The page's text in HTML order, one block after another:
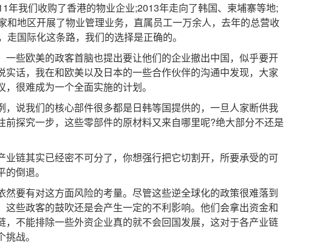
我们收购了香港的物业企业;2013年走向了韩国、柬埔寨等地;
和地区开展了物业管理业务，直属员工一万余人，去年的总营收
国际化这条路，我们的选择是正确的。
些欧美的政客首脑也提出要让他们的企业撤出中国，似乎要开
实话，我在和欧美以及日本的一些合作伙伴的沟通中发现，大家
很难成为一个全面实施的计划。
说我们的核心部件很多都是日韩等国提供的，一旦人家断供我
前探究一步，这些零部件的原材料又来自哪里呢?绝大部分不还是
链其实已经密不可分了，你想强行把它切割开，所要承受的可
倒退。
要有对这方面风险的考量。尽管这些逆全球化的政策很难落到
这些政客的鼓吹还是会产生一定的不利影响。他们会拿出资金和
，不能排除一些外资企业真的就不会回国发展，这对于各产业链
战。